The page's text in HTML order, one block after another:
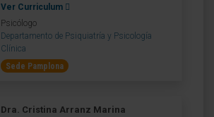
Ver Curriculum
Psicólogo
Departamento de Psiquiatría y Psicología
Clínica
Sede Pamplona
Dra. Cristina Arranz Marina